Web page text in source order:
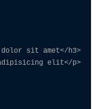
dolor sit amet</h3>
elit</p>